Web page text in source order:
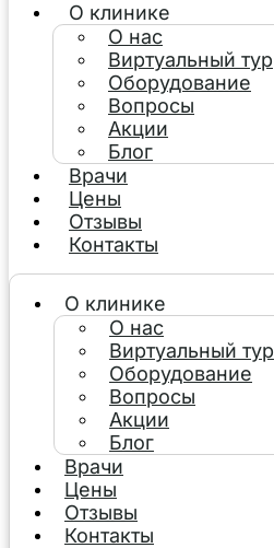
О клинике
О нас
Виртуальный тур
Оборудование
Вопросы
Акции
Блог
Врачи
Цены
Отзывы
Контакты
О клинике
О нас
Виртуальный тур
Оборудование
Вопросы
Акции
Блог
Врачи
Цены
Отзывы
Контакты